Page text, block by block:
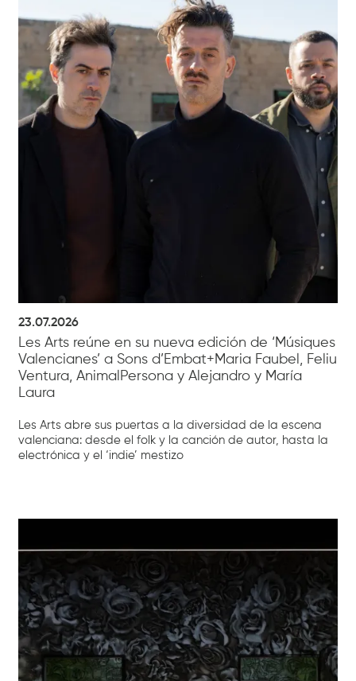
23.07.2026
Les Arts reúne en su nueva edición de ‘Músiques
Valencianes’ a Sons d’Embat+Maria Faubel, Feliu
Ventura, AnimalPersona y Alejandro y María
Laura
Les Arts abre sus puertas a la diversidad de la escena
valenciana: desde el folk y la canción de autor, hasta la
electrónica y el ‘indie’ mestizo